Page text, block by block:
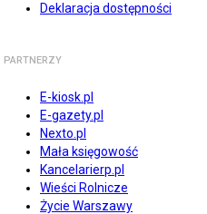
Deklaracja dostępności
PARTNERZY
E-kiosk.pl
E-gazety.pl
Nexto.pl
Mała księgowość
Kancelarierp.pl
Wieści Rolnicze
Życie Warszawy